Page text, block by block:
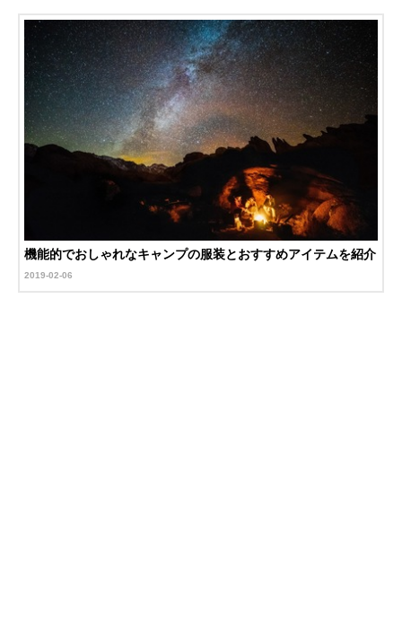
機能的でおしゃれなキャンプの服装とおすすめアイテムを紹介
2019-02-06